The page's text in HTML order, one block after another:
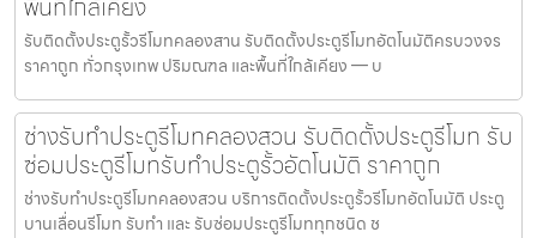
รับติดตั้งประตูรั้วรีโมทคลองสาน รับติดตั้งประตูรีโมทอัตโนมัติครบวงจร
ราคาถูก ทั่วกรุงเทพ ปริมณฑล และพื้นที่ใกล้เคียง — บ
ช่างรับทำประตูรีโมทคลองสวน รับติดตั้งประตูรีโมท รับ
ซ่อมประตูรีโมทรับทำประตูรั้วอัตโนมัติ ราคาถูก
ช่างรับทำประตูรีโมทคลองสวน บริการติดตั้งประตูรั้วรีโมทอัตโนมัติ ประตู
บานเลื่อนรีโมท รับทำ และ รับซ่อมประตูรีโมททุกชนิด ช